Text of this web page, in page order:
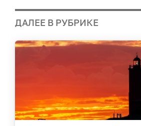
ДАЛЕЕ В РУБРИКЕ